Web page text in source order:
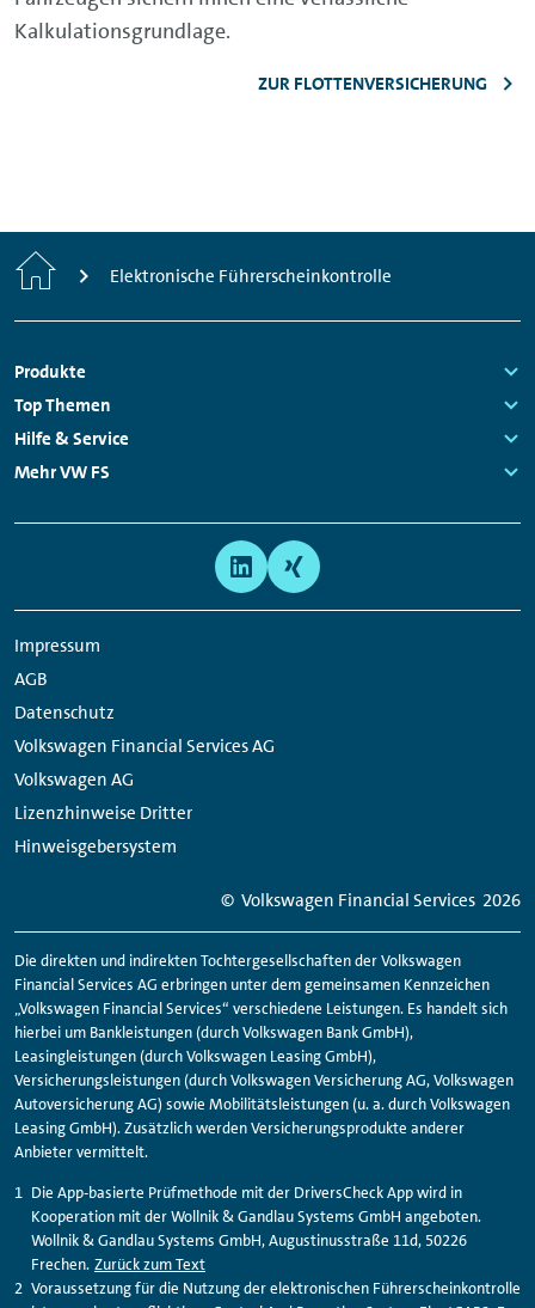
Kalkulationsgrundlage.
ZUR FLOTTENVERSICHERUNG
StartseiteElektronische Führerscheinkontrolle
Fußzeilen
Navigation
Produkte
Links:
Top Themen
Links:
Hilfe & Service
Links:
Mehr VW FS
Impressum
AGB
Datenschutz
Volkswagen Financial Services AG
Volkswagen AG
Lizenzhinweise Dritter
Hinweisgebersystem
Links
© Volkswagen Financial Services 2026
Die direkten und indirekten Tochtergesellschaften der Volkswagen
FinancialServices AG erbringen unter dem gemeinsamen Kennzeichen
„Volkswagen FinancialServices“ verschiedene Leistungen. Es handelt sich
hierbei um Bankleistungen (durch Volkswagen Bank GmbH),
Leasingleistungen (durch Volkswagen Leasing GmbH),
Versicherungsleistungen (durch Volkswagen Versicherung AG, Volkswagen
Autoversicherung AG) sowie Mobilitätsleistungen (u. a. durch Volkswagen
Leasing GmbH). Zusätzlich werden Versicherungsprodukte anderer
Anbieter vermittelt.
Die App-basierte Prüfmethode mit der DriversCheck App wird in
Kooperation mit der Wollnik & Gandlau Systems GmbH angeboten.
Wollnik & Gandlau Systems GmbH, Augustinusstraße 11d, 50226
Frechen. Zurück zum Text
Voraussetzung für die Nutzung der elektronischen Führerscheinkontrolle